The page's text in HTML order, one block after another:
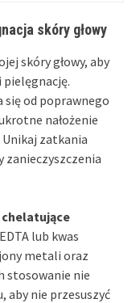
skóry głowy
skóry głowy, aby
pielęgnację.
się od poprawnego
nałożenie
Unikaj zatkania
zanieczyszczenia
lub kwas
metali oraz
stosowanie nie
aby nie przesuszyć